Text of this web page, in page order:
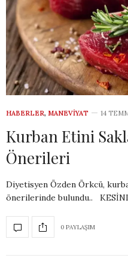
HABERLER, MANEVIYAT 14
Kurban Etini
Önerileri
Diyetisyen Özden Örkcü,
önerilerinde bulundu..
0 PAYLAŞIM